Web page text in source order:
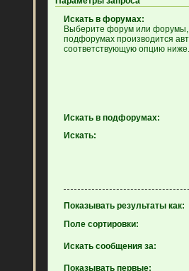
Искать в форумах:
Выберите форум или форумы,
подфорумах производится
соответствующую опцию ниже.
Искать в подфорумах:
Искать:
Показывать результаты как:
Поле сортировки:
Искать сообщения за:
Показывать первые: